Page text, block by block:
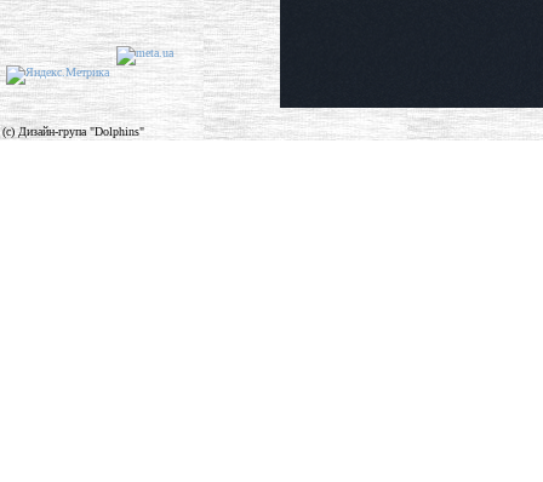
(c) Дизайн-група "Dolphins"